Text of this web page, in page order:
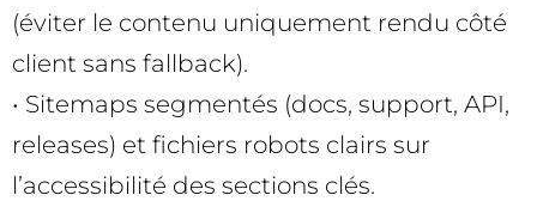
(éviter le contenu uniquement rendu côté
client sans fallback).
• Sitemaps segmentés (docs, support, API,
releases) et fichiers robots clairs sur
l’accessibilité des sections clés.